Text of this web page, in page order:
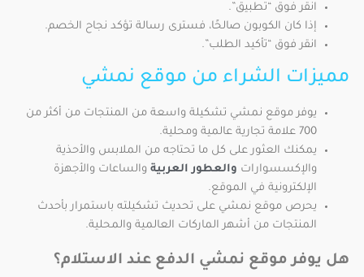
انقر فوق “تطبيق”.
إذا كان الكوبون صالحًا، فسترى رسالة تؤكد نجاح الخصم.
انقر فوق “تأكيد الطلب”.
مميزات الشراء من موقع نمشي
يوفر موقع نمشي تشكيلة واسعة من المنتجات من أكثر من
700 علامة تجارية عالمية ومحلية.
يمكنك العثور على كل ما تحتاجه من الملابس والأحذية
والإكسسوارات والعطور العربية والساعات والأجهزة
الإلكترونية في الموقع.
يحرص موقع نمشي على تحديث تشكيلته باستمرار بأحدث
المنتجات من أشهر الماركات العالمية والمحلية.
هل يوفر موقع نمشي الدفع عند الاستلام؟